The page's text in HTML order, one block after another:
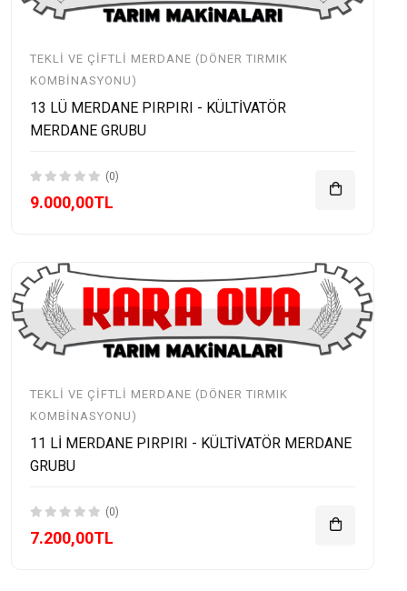
TEKLI VE ÇIFTLI MERDANE (DÖNER TIRMIK
KOMBINASYONU)
13 LÜ MERDANE PIRPIRI - KÜLTİVATÖR
MERDANE GRUBU
(0)
9.000,00TL
TEKLI VE ÇIFTLI MERDANE (DÖNER TIRMIK
KOMBINASYONU)
11 Lİ MERDANE PIRPIRI - KÜLTİVATÖR MERDANE
GRUBU
(0)
7.200,00TL